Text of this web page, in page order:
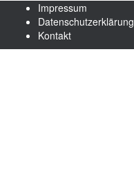
Impressum
Datenschutzerklärung
Kontakt